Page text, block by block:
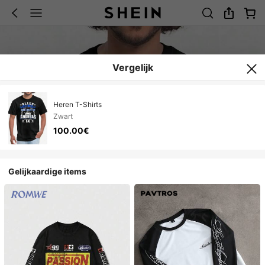
Vergelijk
Heren T-Shirts
Zwart
100.00€
Gelijkaardige items